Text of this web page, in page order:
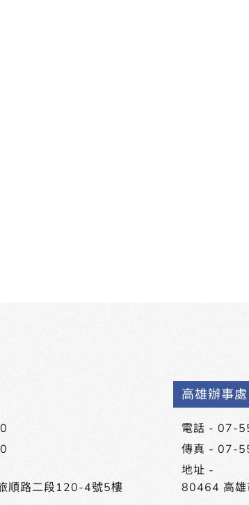
順路二段120-4號5樓
高雄辦事處
電話 - 07-
傳真 - 07-
地址 -
80464 高雄